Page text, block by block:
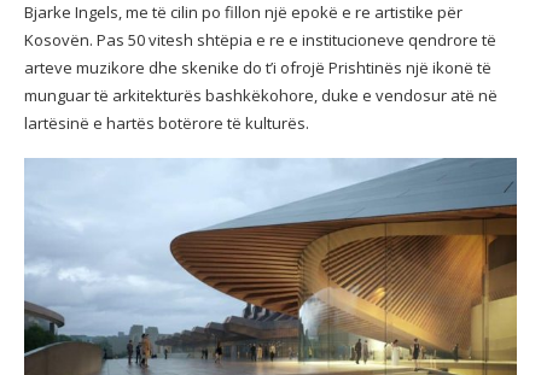
Bjarke Ingels, me të cilin po fillon një epokë e re artistike për
Kosovën. Pas 50 vitesh shtëpia e re e institucioneve qendrore të
arteve muzikore dhe skenike do t’i ofrojë Prishtinës një ikonë të
munguar të arkitekturës bashkëkohore, duke e vendosur atë në
lartësinë e hartës botërore të kulturës.